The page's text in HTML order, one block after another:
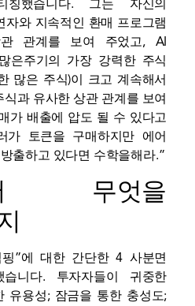
칭했습니다. 그는 자신의
자와 지속적인 환매 프로그램
관계를 보여 주었고, AI
은주기의 가장 강력한 주식
많은 주식)이 크고 계속해서
과 유사한 상관 관계를 보여
가 배출에 압도 될 수 있다고
가 토큰을 구매하지만 에어
출하고 있다면 수학을해라.”
서 무엇을
”에 대한 간단한 4 사분면
니다. 투자자들이 귀중한
유용성; 잠금을 통한 충성도;